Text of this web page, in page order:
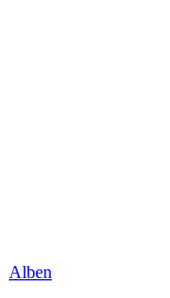
Alben